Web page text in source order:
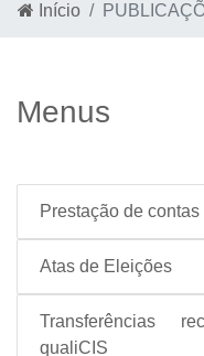
Início
Menus
Prestação de
Atas de Eleições
Transferências
qualiCIS